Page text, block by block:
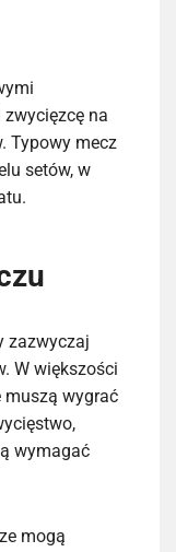
na
Typowy mecz
setów, w
zazwyczaj
W większości
wygrać
wymagać
mogą